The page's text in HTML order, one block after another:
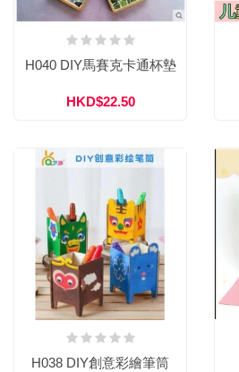
H040 DIY馬賽克卡通杯墊
HKD$22.50
H038 DIY創意彩繪筆筒